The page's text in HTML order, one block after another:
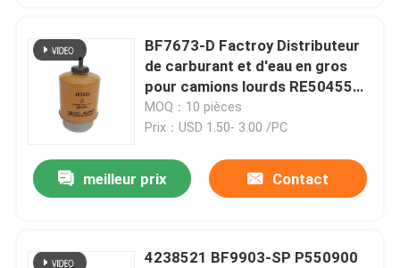
BF7673-D Factroy Distributeur
de carburant et d'eau en gros
pour camions lourds RE50455
RE58367 156-1200 RE62418
P550351 FS19516
MOQ：10 pièces
Prix：USD 1.50- 3.00 /PC
meilleur prix Contact
4238521 BF9903-SP P550900